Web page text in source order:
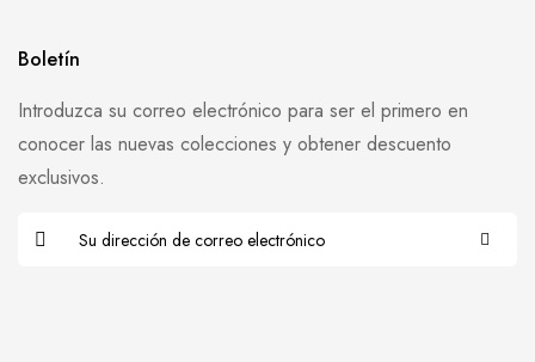
Boletín
Introduzca su correo electrónico para ser el primero en
conocer las nuevas colecciones y obtener descuento
exclusivos.